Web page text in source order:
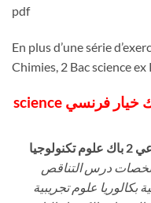
pdf
En plus d’une série
Chimies, 2 Bac science ex
درس التناقص الإشعاعي ثانية باك خيار فرنسي science
درس التناقص
بكالوريا علوم تجريبية